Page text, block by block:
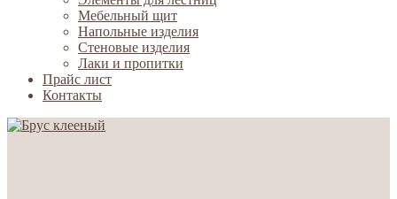
Мебельный щит
Напольные изделия
Стеновые изделия
Лаки и пропитки
Прайс лист
Контакты